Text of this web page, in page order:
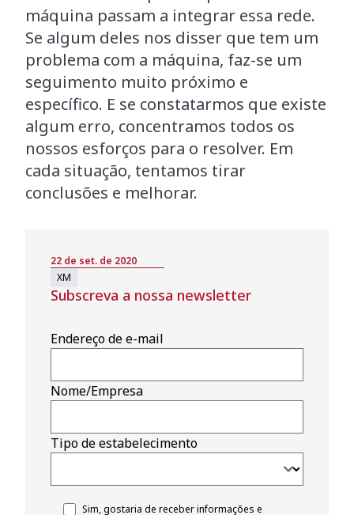
máquina passam a integrar essa rede.
Se algum deles nos disser que tem um
problema com a máquina, faz-se um
seguimento muito próximo e
específico. E se constatarmos que existe
algum erro, concentramos todos os
nossos esforços para o resolver. Em
cada situação, tentamos tirar
conclusões e melhorar.
22 de set. de 2020
XM
Subscreva a nossa newsletter
Endereço de e-mail
Nome/Empresa
Tipo de estabelecimento
Sim, gostaria de receber informações e